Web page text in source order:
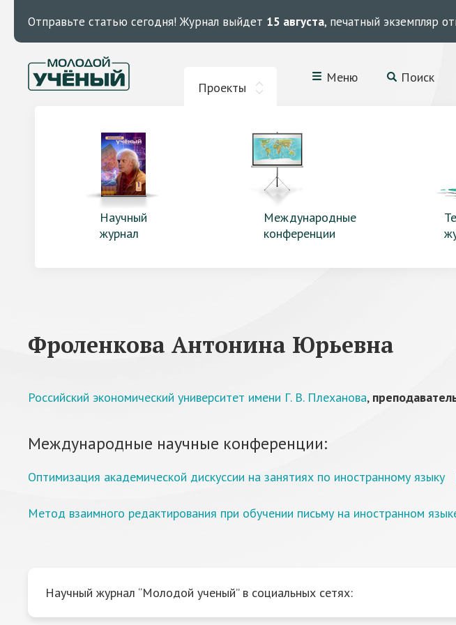
Отправьте статью сегодня! Журнал выйдет 15 августа, печатный экземпляр
Проекты
Меню Поиск
Научный
журнал
Международные
конференции
Фроленкова Антонина Юрьевна
Российский экономический университет имени Г. В. Плеханова,
Международные научные конференции:
Оптимизация академической дискуссии на занятиях по иностранному языку
Метод взаимного редактирования при обучении письму на иностранном
Научный журнал “Молодой ученый” в социальных сетях: